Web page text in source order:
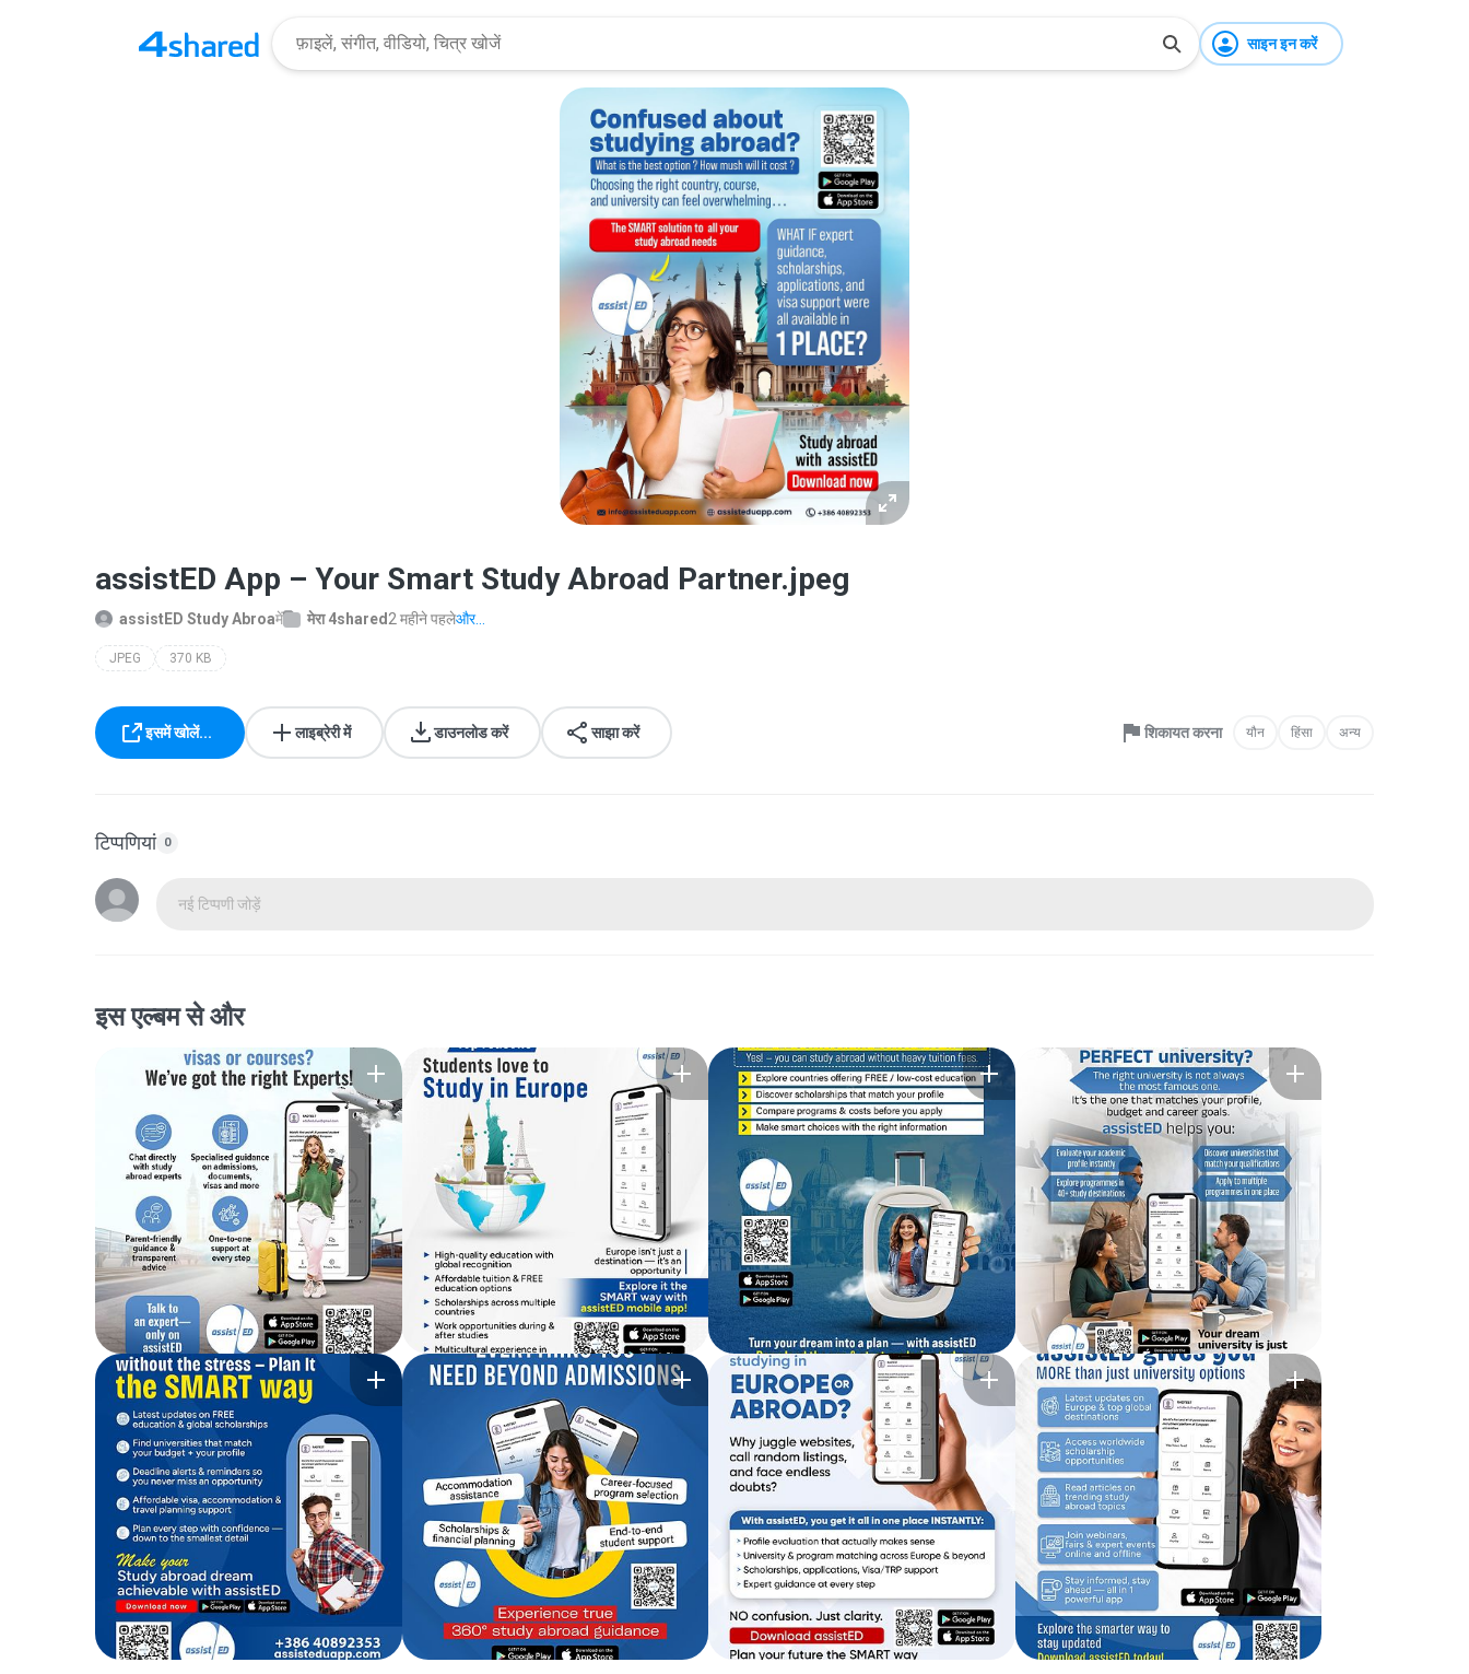
साइन इन करें
assistED App – Your Smart Study Abroad Partner.jpeg
assistED Study Abroaमें मेरा 4shared 2 महीने पहलेऔर...
JPEG 370 KB
इसमें खोलें... लाइब्रेरी में डाउनलोड करें साझा करें शिकायत करना यौन हिंसा अन्य
टिप्पणियां 0
नई टिप्पणी जोड़ें
इस एल्बम से और